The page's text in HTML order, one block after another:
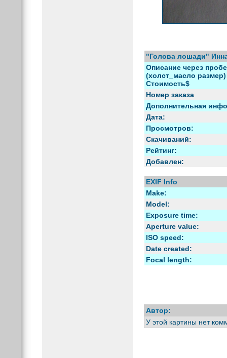
"Голова лошади"
Описание через
(холст_масло размер)
Стоимость$
Номер заказа
Дополнительная
Дата:
Просмотров:
Скачиваний:
Рейтинг:
Добавлен:
EXIF Info
Make:
Model:
Exposure time:
Aperture value:
ISO speed:
Date created:
Focal length:
Автор:
У этой картины нет